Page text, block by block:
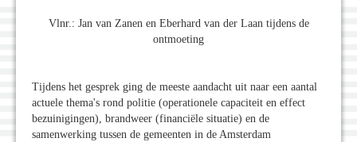
Vlnr.: Jan van Zanen en Eberhard van der Laan tijdens de
ontmoeting
Tijdens het gesprek ging de meeste aandacht uit naar een aantal
actuele thema's rond politie (operationele capaciteit en effect
bezuinigingen), brandweer (financiële situatie) en de
samenwerking tussen de gemeenten in de Amsterdam